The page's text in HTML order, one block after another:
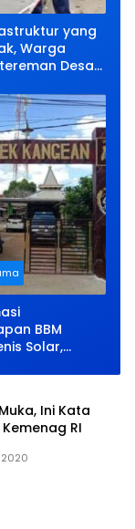
yang
Warga
Desa
Jalan
BBM
Solar,
Ini Kata
RI
2020